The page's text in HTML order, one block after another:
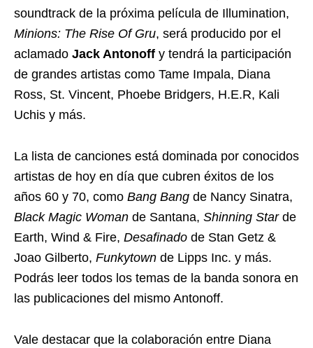
soundtrack de la próxima película de Illumination,
Minions: The Rise Of Gru, será producido por el
aclamado Jack Antonoff y tendrá la participación
de grandes artistas como Tame Impala, Diana
Ross, St. Vincent, Phoebe Bridgers, H.E.R, Kali
Uchis y más.
La lista de canciones está dominada por conocidos
artistas de hoy en día que cubren éxitos de los
años 60 y 70, como Bang Bang de Nancy Sinatra,
Black Magic Woman de Santana, Shinning Star de
Earth, Wind & Fire, Desafinado de Stan Getz &
Joao Gilberto, Funkytown de Lipps Inc. y más.
Podrás leer todos los temas de la banda sonora en
las publicaciones del mismo Antonoff.
Vale destacar que la colaboración entre Diana